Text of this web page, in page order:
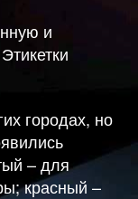
и
городах, но
– для
красный –